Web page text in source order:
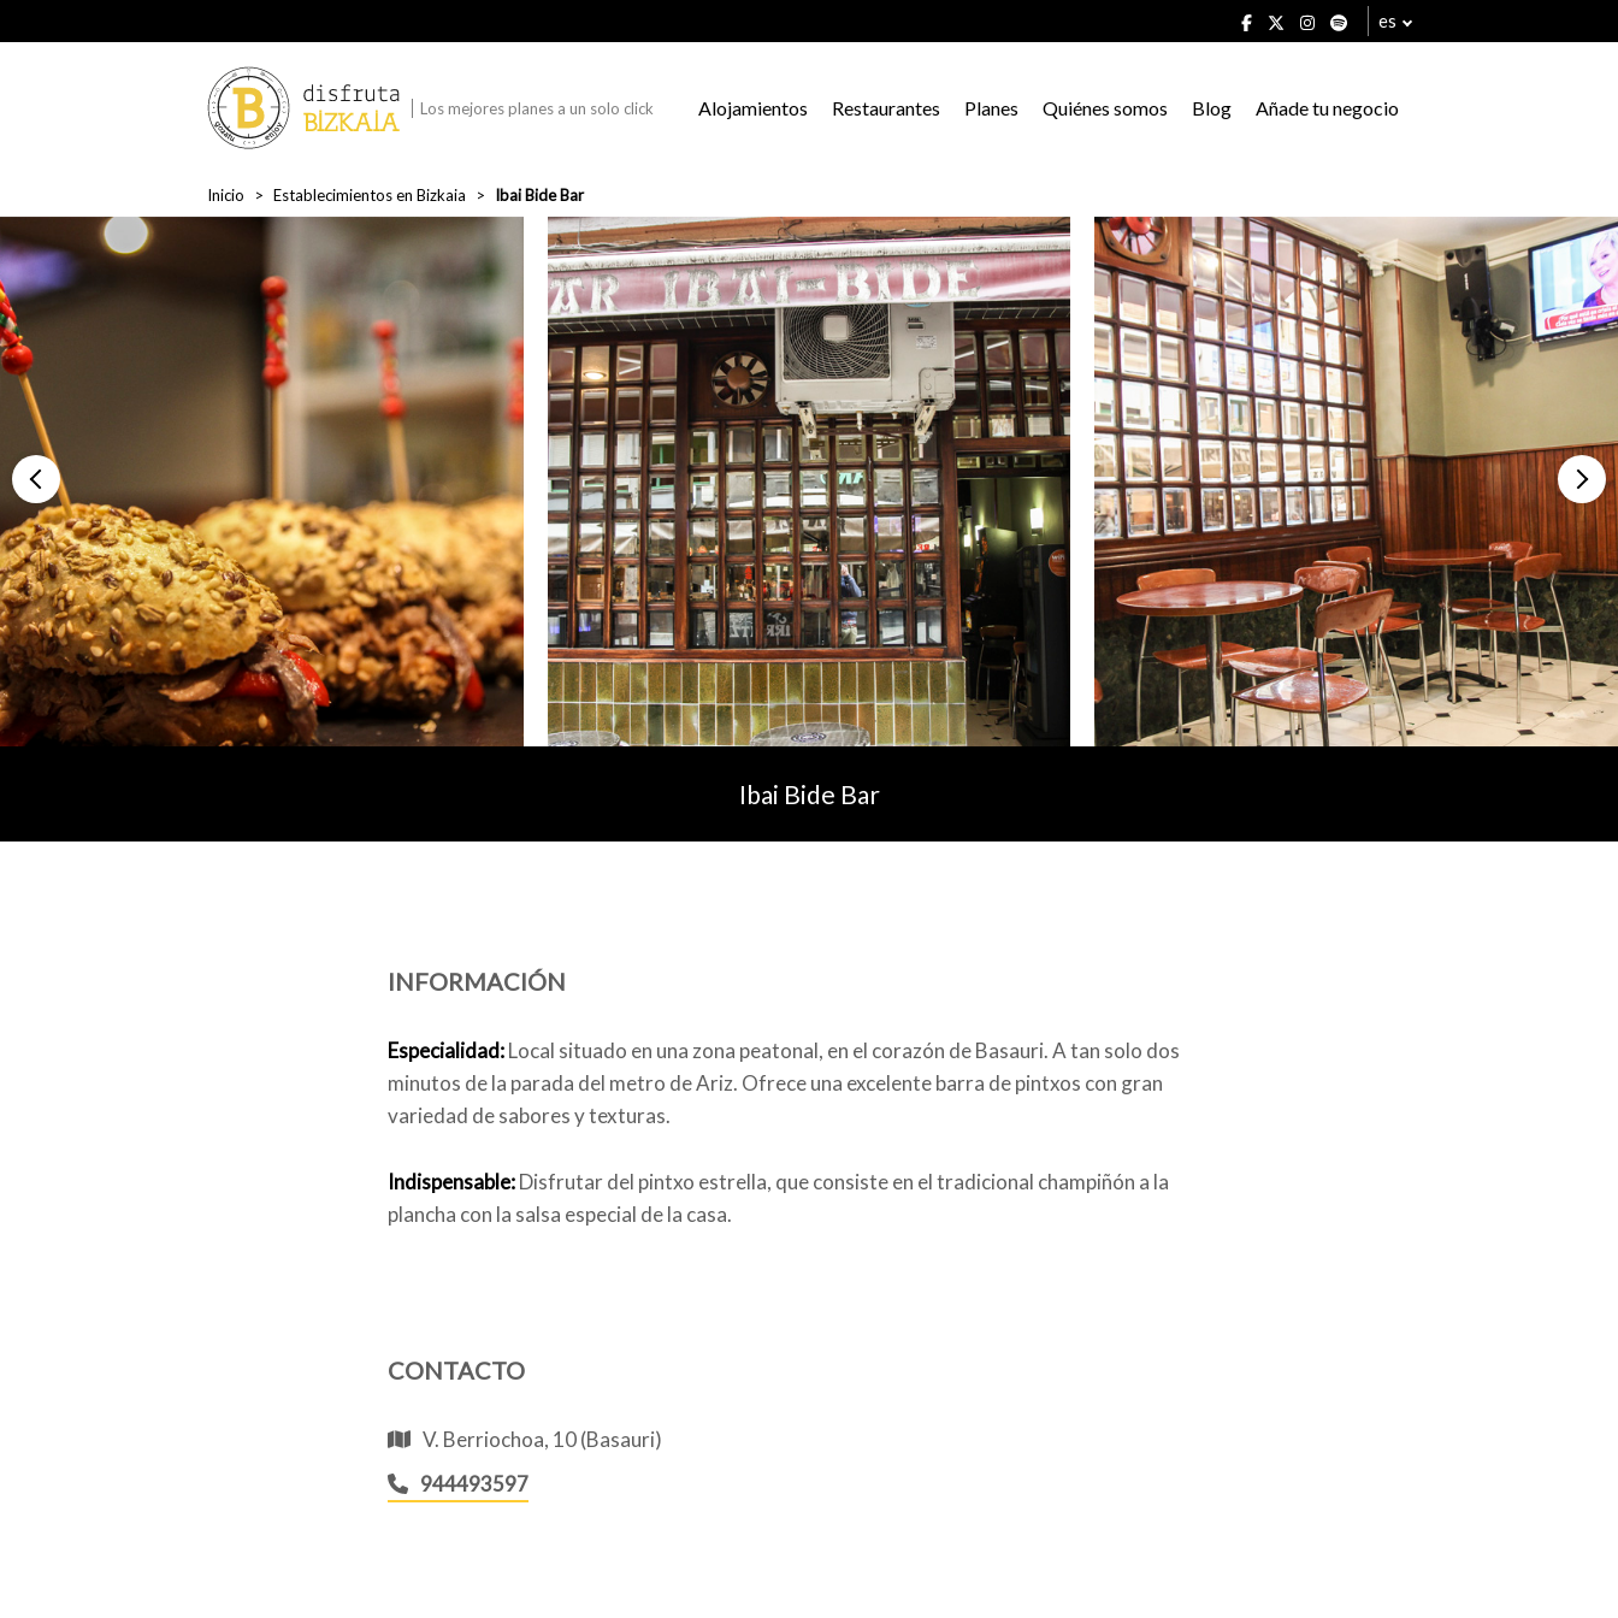
es
Los mejores planes a un solo click Alojamientos Restaurantes Planes Quiénes somos Blog Añade tu negocio
Inicio Establecimientos en Bizkaia Ibai Bide Bar
Ibai Bide Bar
INFORMACIÓN
Especialidad:Local situado en una zona peatonal, en el corazón de Basauri. A tan solo dos
minutos de la parada del metro de Ariz. Ofrece una excelente barra de pintxos con gran
variedad de sabores y texturas.
Indispensable:Disfrutar del pintxo estrella, que consiste en el tradicional champiñón a la
plancha con la salsa especial de la casa.
CONTACTO
V. Berriochoa, 10 (Basauri)
944493597